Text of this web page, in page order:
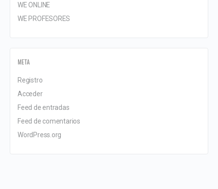
WE ONLINE
WE PROFESORES
META
Registro
Acceder
Feed de entradas
Feed de comentarios
WordPress.org